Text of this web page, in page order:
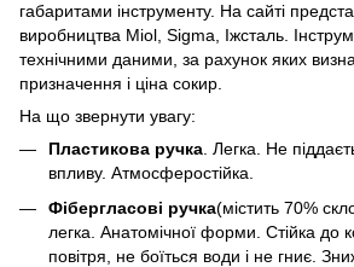
габаритами інструменту. На сайті
виробництва Miol, Sigma, Іжсталь.
технічними даними, за рахунок яких
призначення і ціна сокир.
На що звернути увагу:
Пластикова ручка . Легка. Не
впливу. Атмосферостійка.
Фібергласові ручка(містить 70%
легка. Анатомічної форми. Стійка до
повітря, не боїться води і не гниє.